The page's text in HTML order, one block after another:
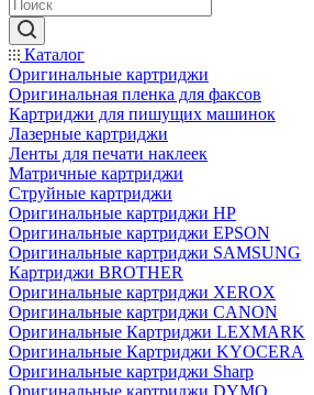
Каталог
Оригинальные картриджи
Оригинальная пленка для факсов
Картриджи для пишущих машинок
Лазерные картриджи
Ленты для печати наклеек
Матричные картриджи
Струйные картриджи
Оригинальные картриджи HP
Оригинальные картриджи EPSON
Оригинальные картриджи SAMSUNG
Картриджи BROTHER
Оригинальные картриджи XEROX
Оригинальные картриджи CANON
Оригинальные Картриджи LEXMARK
Оригинальные Картриджи KYOCERA
Оригинальные картриджи Sharp
Оригинальные картриджи DYMO